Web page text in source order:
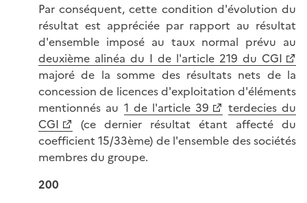
Par conséquent, cette condition d'évolution du
résultat est appréciée par rapport au résultat
d'ensemble imposé au taux normal prévu au
deuxième alinéa du I de l'article 219 du CGI
majoré de la somme des résultats nets de la
concession de licences d'exploitation d'éléments
mentionnés au 1 de l'article 39
terdecies du
CGI
(ce dernier résultat étant affecté du
coefficient 15/33ème) de l'ensemble des sociétés
membres du groupe.
200